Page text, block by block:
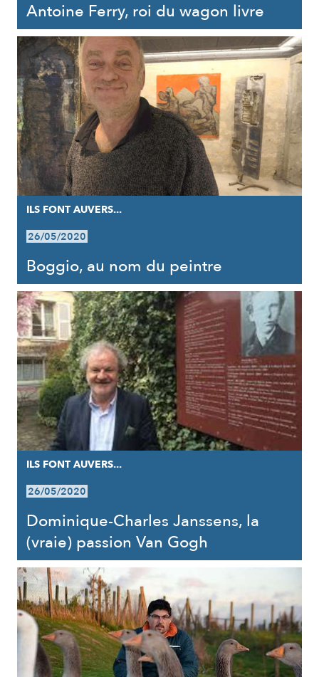
Antoine Ferry, roi du wagon livre
ILS FONT AUVERS...
26/05/2020
Boggio, au nom du peintre
ILS FONT AUVERS...
26/05/2020
Dominique-Charles Janssens, la
(vraie) passion Van Gogh